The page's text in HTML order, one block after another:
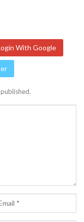
With Google